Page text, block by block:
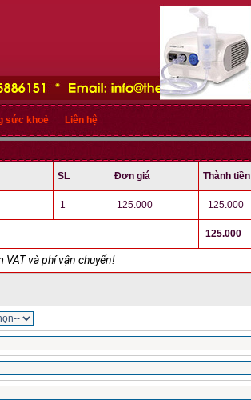
sức khoẻ Liên hệ
SL Đơn giá Thành tiền
1 125.000 125.000
125.000
VAT và phí vận chuyển!